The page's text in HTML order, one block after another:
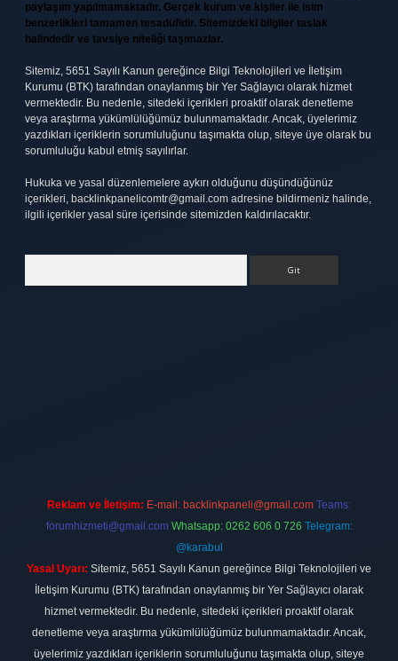
paylaşım yapılmamaktadır. Gerçek kurum ve kişiler ile isim
benzerlikleri tamamen tesadüfidir. Sitemizdeki bilgiler taslak
halindedir ve tavsiye niteliği taşımazlar.
Sitemiz, 5651 Sayılı Kanun gereğince Bilgi Teknolojileri ve İletişim
Kurumu (BTK) tarafından onaylanmış bir Yer Sağlayıcı olarak hizmet
vermektedir. Bu nedenle, sitedeki içerikleri proaktif olarak denetleme
veya araştırma yükümlülüğümüz bulunmamaktadır. Ancak, üyelerimiz
yazdıkları içeriklerin sorumluluğunu taşımakta olup, siteye üye olarak bu
sorumluluğu kabul etmiş sayılırlar.
Hukuka ve yasal düzenlemelere aykırı olduğunu düşündüğünüz
içerikleri, backlinkpanelicomtr@gmail.com adresine bildirmeniz halinde,
ilgili içerikler yasal süre içerisinde sitemizden kaldırılacaktır.
Reklam ve İletişim: E-mail: backlinkpaneli@gmail.com Teams:
forumhizmeti@gmail.com Whatsapp: 0262 606 0 726 Telegram:
@karabul
Yasal Uyarı: Sitemiz, 5651 Sayılı Kanun gereğince Bilgi Teknolojileri ve
İletişim Kurumu (BTK) tarafından onaylanmış bir Yer Sağlayıcı olarak
hizmet vermektedir. Bu nedenle, sitedeki içerikleri proaktif olarak
denetleme veya araştırma yükümlülüğümüz bulunmamaktadır. Ancak,
üyelerimiz yazdıkları içeriklerin sorumluluğunu taşımakta olup, siteye